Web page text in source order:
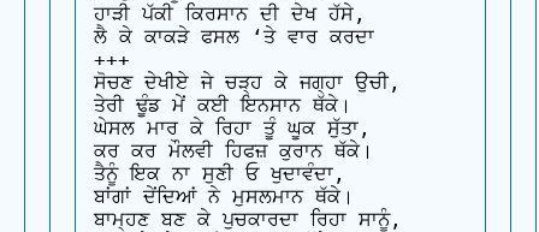
ਹਾੜੀ ਪੱਕੀ ਕਿਰਸਾਨ ਦੀ ਦੇਖ ਹੱਸੇ,
ਲੈ ਕੇ ਕਾਕੜੇ ਫਸਲ ‘ਤੇ ਵਾਰ ਕਰਦਾ
+++
ਸੋਚਣ ਦੇਖੀਏ ਜੇ ਚੜ੍ਹ ਕੇ ਜਗ੍ਹਾ ਉਚੀ,
ਤੇਰੀ ਢੂੰਡ ਮੇਂ ਕਈ ਇਨਸਾਨ ਥੱਕੇ।
ਘੇਸਲ ਮਾਰ ਕੇ ਰਿਹਾ ਤੂੰ ਘੂਕ ਸੁੱਤਾ,
ਕਰ ਕਰ ਮੌਲਵੀ ਹਿਫਜ਼ ਕੁਰਾਨ ਥੱਕੇ।
ਤੈਨੂੰ ਇਕ ਨਾ ਸੁਣੀ ਓ ਖੁਦਾਵੰਦਾ,
ਬਾਂਗਾਂ ਦੇਂਦਿਆਂ ਨੇ ਮੁਸਲਮਾਨ ਥੱਕੇ।
ਬਾਮ੍ਹਣ ਬਣ ਕੇ ਪੁਚਕਾਰਦਾ ਰਿਹਾ ਸਾਨੂੰ,